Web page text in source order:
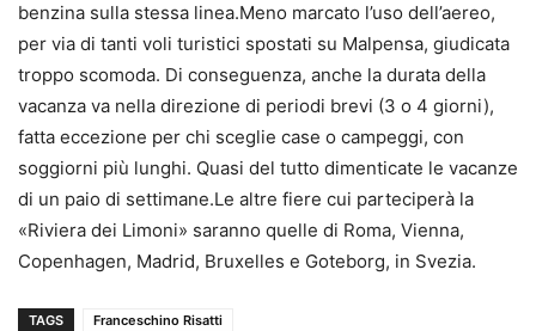
benzina sulla stessa linea.Meno marcato l’uso dell’aereo,
per via di tanti voli turistici spostati su Malpensa, giudicata
troppo scomoda. Di conseguenza, anche la durata della
vacanza va nella direzione di periodi brevi (3 o 4 giorni),
fatta eccezione per chi sceglie case o campeggi, con
soggiorni più lunghi. Quasi del tutto dimenticate le vacanze
di un paio di settimane.Le altre fiere cui parteciperà la
«Riviera dei Limoni» saranno quelle di Roma, Vienna,
Copenhagen, Madrid, Bruxelles e Goteborg, in Svezia.
TAGS Franceschino Risatti